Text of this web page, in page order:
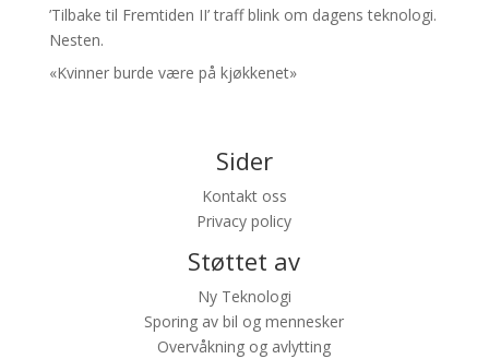
’Tilbake til Fremtiden II’ traff blink om dagens teknologi.
Nesten.
«Kvinner burde være på kjøkkenet»
Sider
Kontakt oss
Privacy policy
Støttet av
Ny Teknologi
Sporing av bil og mennesker
Overvåkning og avlytting